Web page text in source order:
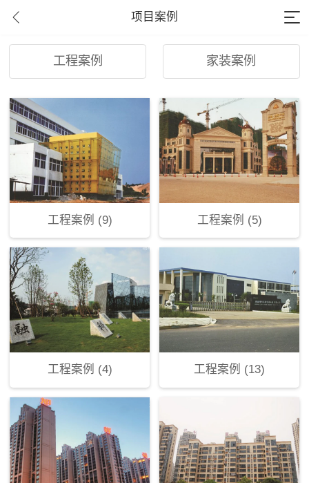
项目案例
工程案例 家装案例
工程案例 (9) 工程案例 (5)
工程案例 (4) 工程案例 (13)